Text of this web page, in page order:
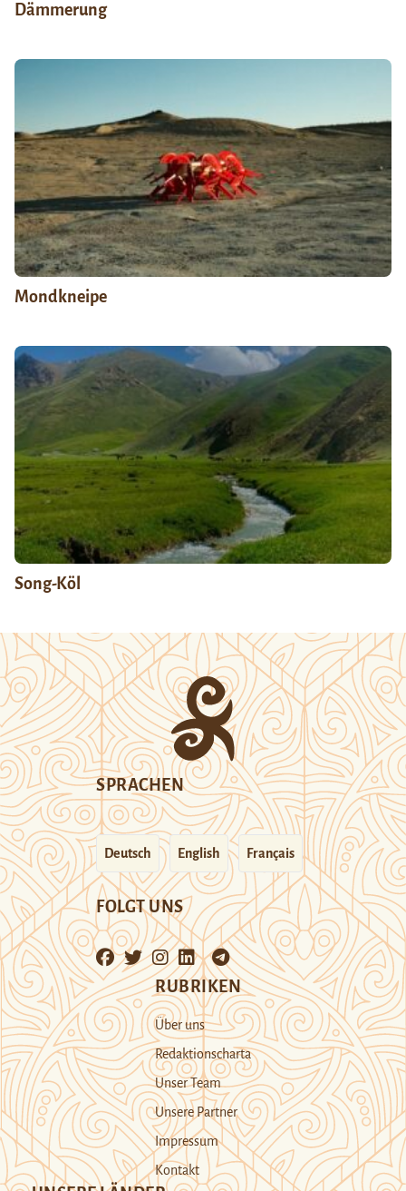
Dämmerung
Mondkneipe
Song-Köl
SPRACHEN
Deutsch English Français
FOLGT UNS
RUBRIKEN
Über uns
Redaktionscharta
Unser Team
Unsere Partner
Impressum
Kontakt